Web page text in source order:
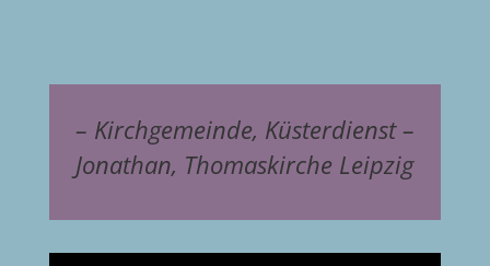
– Kirchgemeinde, Küsterdienst –
Jonathan, Thomaskirche Leipzig